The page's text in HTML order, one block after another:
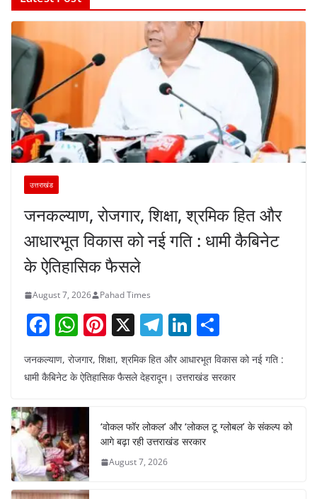
उत्तराखंड
जनकल्याण, रोजगार, शिक्षा, श्रमिक हित और
आधारभूत विकास को नई गति : धामी कैबिनेट
के ऐतिहासिक फैसले
August 7, 2026 Pahad Times
F
c
b
o
o
k
W
at
s
A
p
p
Pi
er
st
X T
el
e
a
m
Li
k
dI
n
h
ar
जनकल्याण, रोजगार, शिक्षा, श्रमिक हित और आधारभूत विकास को नई गति :
धामी कैबिनेट के ऐतिहासिक फैसले देहरादून। उत्तराखंड सरकार
‘वोकल फॉर लोकल’ और ‘लोकल टू ग्लोबल’ के संकल्प को
आगे बढ़ा रही उत्तराखंड सरकार
August 7, 2026